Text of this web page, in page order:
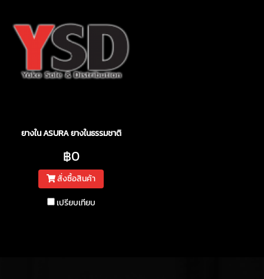
ยางใน ASURA ยางในธรรมชาติ
฿0
สั่งซื้อสินค้า
เปรียบเทียบ